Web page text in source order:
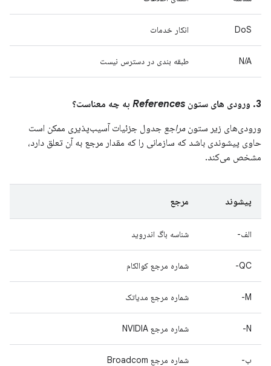
DoS انکار خدمات
N/A طبقه بندی در دسترس نیست
3. ورودی های ستون References به چه معناست؟
ورودی‌های زیر ستون مراجع جدول جزئیات آسیب‌پذیری ممکن است
حاوی پیشوندی باشد که سازمانی را که مقدار مرجع به آن تعلق دارد،
مشخص می‌کند.
پیشوند مرجع
الف- شناسه باگ اندروید
QC- شماره مرجع کوالکام
M- شماره مرجع مدیاتک
N- شماره مرجع NVIDIA
ب- شماره مرجع Broadcom